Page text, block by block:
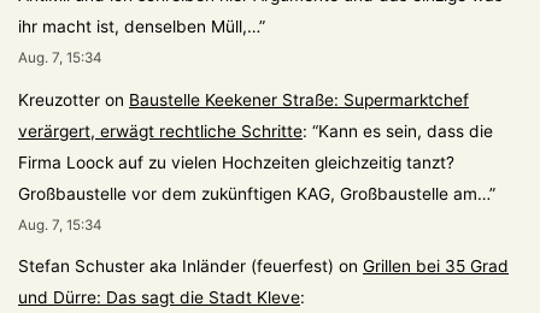
ihr macht ist, denselben Müll,…”
Aug. 7, 15:34
Kreuzotter on Baustelle Keekener Straße: Supermarktchef
verärgert, erwägt rechtliche Schritte: “Kann es sein, dass die
Firma Loock auf zu vielen Hochzeiten gleichzeitig tanzt?
Großbaustelle vor dem zukünftigen KAG, Großbaustelle am…”
Aug. 7, 15:34
Stefan Schuster aka Inländer (feuerfest) on Grillen bei 35 Grad
und Dürre: Das sagt die Stadt Kleve: